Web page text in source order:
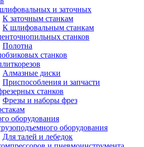
и заточных
К заточным станкам
К шлифовальным станкам
станков
Полотна
станков
Алмазные диски
Приспособления и запчасти
станков
Фрезы и наборы фрез
оборудования
оборудования
Для талей и лебедок